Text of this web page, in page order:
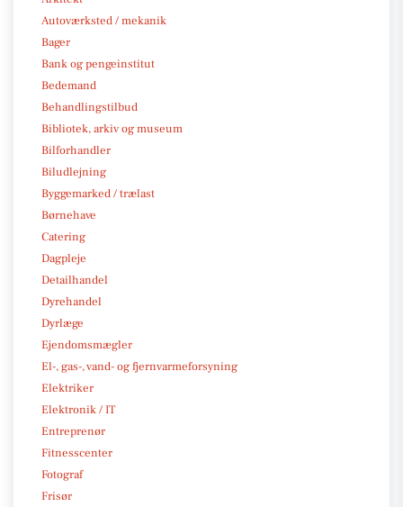
Autoværksted / mekanik
Bager
Bank og pengeinstitut
Bedemand
Behandlingstilbud
Bibliotek, arkiv og museum
Bilforhandler
Biludlejning
Byggemarked / trælast
Børnehave
Catering
Dagpleje
Detailhandel
Dyrehandel
Dyrlæge
Ejendomsmægler
El-, gas-, vand- og fjernvarmeforsyning
Elektriker
Elektronik / IT
Entreprenør
Fitnesscenter
Fotograf
Frisør